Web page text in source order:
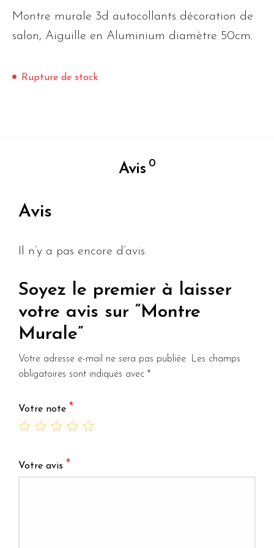
Montre murale 3d autocollants décoration de
salon, Aiguille en Aluminium diamètre 50cm.
Rupture de stock
Avis 0
Avis
Il n’y a pas encore d’avis.
Soyez le premier à laisser
votre avis sur “Montre
Murale”
Votre adresse e-mail ne sera pas publiée. Les champs
obligatoires sont indiqués avec *
Votre note *
Votre avis *